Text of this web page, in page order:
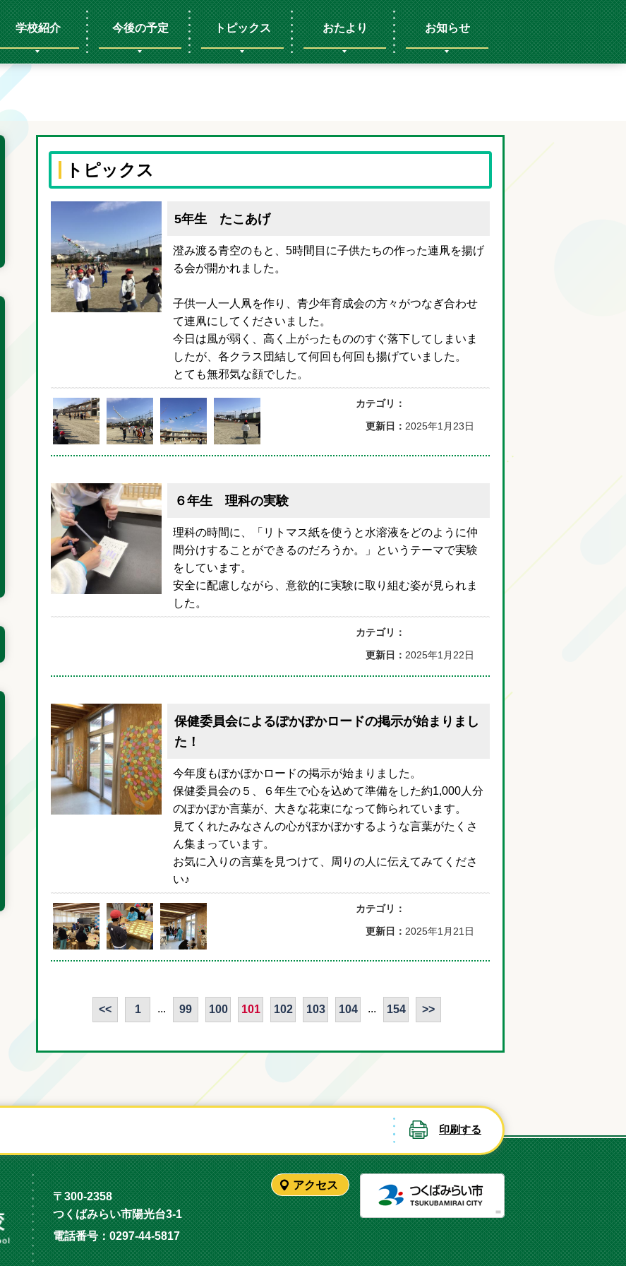
学校紹介 今後の予定 トピックス おたより お知らせ
トピックス
5年生 たこあげ
澄み渡る青空のもと、5時間目に子供たちの作った連凧を揚げ
る会が開かれました。
子供一人一人凧を作り、青少年育成会の方々がつなぎ合わせ
て連凧にしてくださいました。
今日は風が弱く、高く上がったもののすぐ落下してしまいま
したが、各クラス団結して何回も何回も揚げていました。
とても無邪気な顔でした。
カテゴリ：
更新日： 2025年1月23日
６年生 理科の実験
理科の時間に、「リトマス紙を使うと水溶液をどのように仲
間分けすることができるのだろうか。」というテーマで実験
をしています。
安全に配慮しながら、意欲的に実験に取り組む姿が見られま
した。
カテゴリ：
更新日： 2025年1月22日
保健委員会によるぽかぽかロードの掲示が始まりまし
た！
今年度もぽかぽかロードの掲示が始まりました。
保健委員会の５、６年生で心を込めて準備をした約1,000人分
のぽかぽか言葉が、大きな花束になって飾られています。
見てくれたみなさんの心がぽかぽかするような言葉がたくさ
ん集まっています。
お気に入りの言葉を見つけて、周りの人に伝えてみてくださ
い♪
カテゴリ：
更新日： 2025年1月21日
<< 1 ... 99 100 101 102 103 104 ... 154 >>
印刷する
〒300-2358
つくばみらい市陽光台3-1
アクセス
電話番号：0297-44-5817
つくばみ